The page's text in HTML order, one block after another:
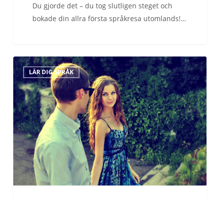
Du gjorde det – du tog slutligen steget och
bokade din allra första språkresa utomlands!…
Varför
är
vissa
accenter
mer
attraktiva?
LÄR DIG SPRÅK